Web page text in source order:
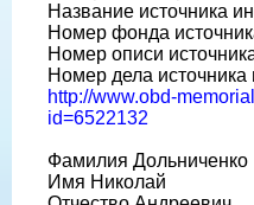
Название источника
Номер фонда
Номер описи
Номер дела
http://www.obd-
id=6522132
Фамилия Дольниченко
Имя Николай